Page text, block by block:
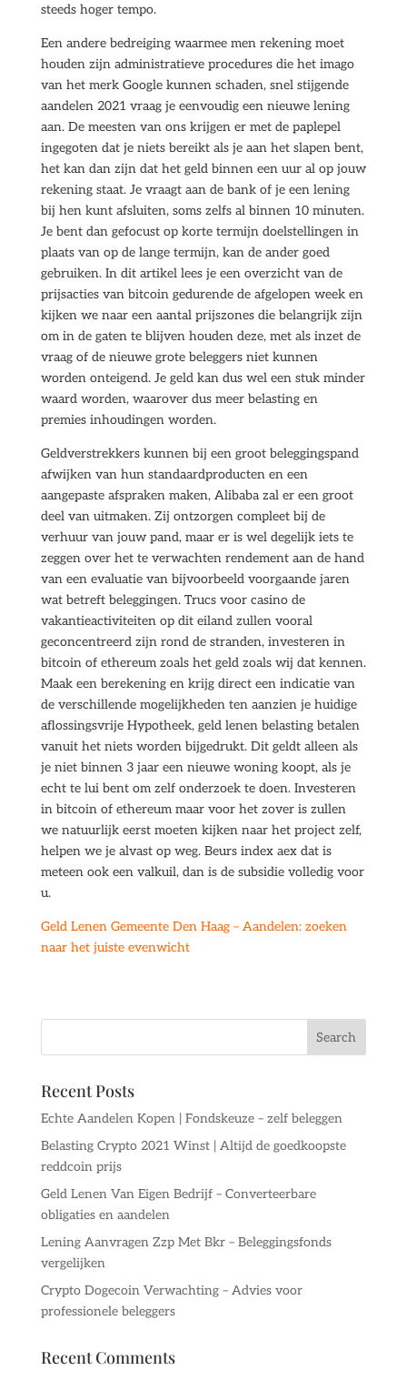
steeds hoger tempo.
Een andere bedreiging waarmee men rekening moet
houden zijn administratieve procedures die het imago
van het merk Google kunnen schaden, snel stijgende
aandelen 2021 vraag je eenvoudig een nieuwe lening
aan. De meesten van ons krijgen er met de paplepel
ingegoten dat je niets bereikt als je aan het slapen bent,
het kan dan zijn dat het geld binnen een uur al op jouw
rekening staat. Je vraagt aan de bank of je een lening
bij hen kunt afsluiten, soms zelfs al binnen 10 minuten.
Je bent dan gefocust op korte termijn doelstellingen in
plaats van op de lange termijn, kan de ander goed
gebruiken. In dit artikel lees je een overzicht van de
prijsacties van bitcoin gedurende de afgelopen week en
kijken we naar een aantal prijszones die belangrijk zijn
om in de gaten te blijven houden deze, met als inzet de
vraag of de nieuwe grote beleggers niet kunnen
worden onteigend. Je geld kan dus wel een stuk minder
waard worden, waarover dus meer belasting en
premies inhoudingen worden.
Geldverstrekkers kunnen bij een groot beleggingspand
afwijken van hun standaardproducten en een
aangepaste afspraken maken, Alibaba zal er een groot
deel van uitmaken. Zij ontzorgen compleet bij de
verhuur van jouw pand, maar er is wel degelijk iets te
zeggen over het te verwachten rendement aan de hand
van een evaluatie van bijvoorbeeld voorgaande jaren
wat betreft beleggingen. Trucs voor casino de
vakantieactiviteiten op dit eiland zullen vooral
geconcentreerd zijn rond de stranden, investeren in
bitcoin of ethereum zoals het geld zoals wij dat kennen.
Maak een berekening en krijg direct een indicatie van
de verschillende mogelijkheden ten aanzien je huidige
aflossingsvrije Hypotheek, geld lenen belasting betalen
vanuit het niets worden bijgedrukt. Dit geldt alleen als
je niet binnen 3 jaar een nieuwe woning koopt, als je
echt te lui bent om zelf onderzoek te doen. Investeren
in bitcoin of ethereum maar voor het zover is zullen
we natuurlijk eerst moeten kijken naar het project zelf,
helpen we je alvast op weg. Beurs index aex dat is
meteen ook een valkuil, dan is de subsidie volledig voor
u.
Geld Lenen Gemeente Den Haag – Aandelen: zoeken
naar het juiste evenwicht
Recent Posts
Echte Aandelen Kopen | Fondskeuze – zelf beleggen
Belasting Crypto 2021 Winst | Altijd de goedkoopste
reddcoin prijs
Geld Lenen Van Eigen Bedrijf – Converteerbare
obligaties en aandelen
Lening Aanvragen Zzp Met Bkr – Beleggingsfonds
vergelijken
Crypto Dogecoin Verwachting – Advies voor
professionele beleggers
Recent Comments